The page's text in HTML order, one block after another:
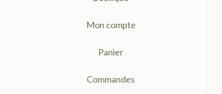
Mon compte
Panier
Commandes